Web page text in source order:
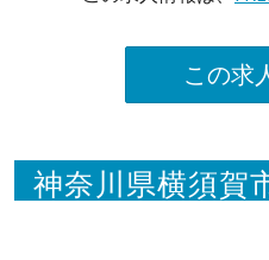
この求
神奈川県横須賀